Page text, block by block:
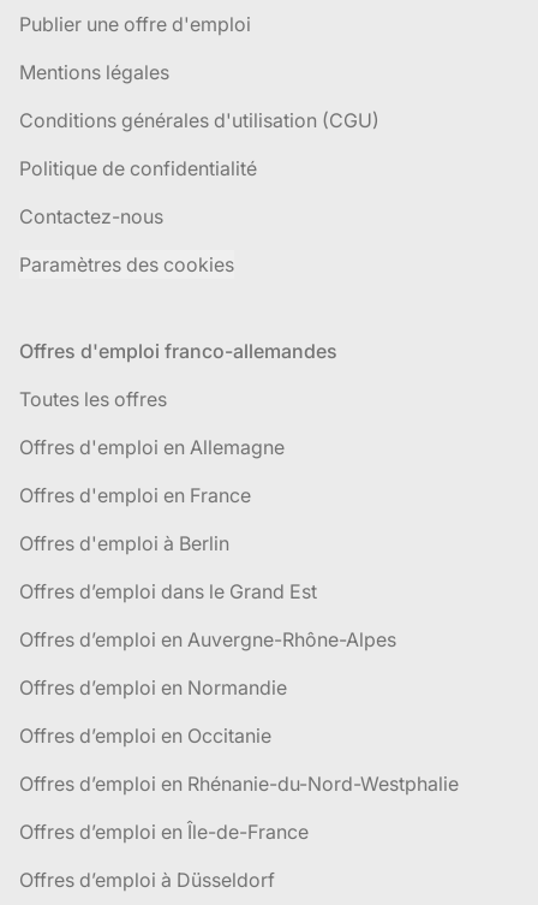
Publier une offre d'emploi
Mentions légales
Conditions générales d'utilisation (CGU)
Politique de confidentialité
Contactez-nous
Paramètres des cookies
Offres d'emploi franco-allemandes
Toutes les offres
Offres d'emploi en Allemagne
Offres d'emploi en France
Offres d'emploi à Berlin
Offres d’emploi dans le Grand Est
Offres d’emploi en Auvergne-Rhône-Alpes
Offres d’emploi en Normandie
Offres d’emploi en Occitanie
Offres d’emploi en Rhénanie-du-Nord-Westphalie
Offres d’emploi en Île-de-France
Offres d’emploi à Düsseldorf